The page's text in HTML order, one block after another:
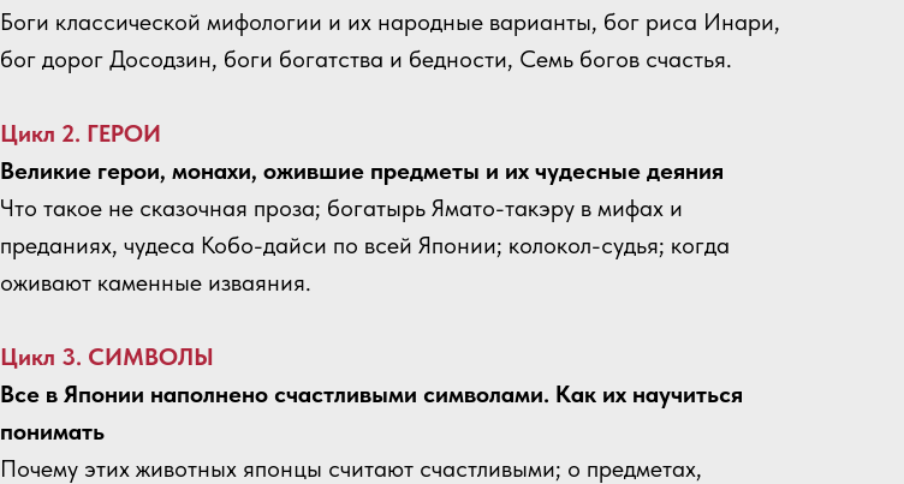
Боги классической мифологии и их народные варианты, бог риса Инари,
бог дорог Досодзин, боги богатства и бедности, Семь богов счастья.
Цикл 2. ГЕРОИ
Великие герои, монахи, ожившие предметы и их чудесные деяния
Что такое не сказочная проза; богатырь Ямато-такэру в мифах и
преданиях, чудеса Кобо-дайси по всей Японии; колокол-судья; когда
оживают каменные изваяния.
Цикл 3. СИМВОЛЫ
Все в Японии наполнено счастливыми символами. Как их научиться
понимать
Почему этих животных японцы считают счастливыми; о предметах,